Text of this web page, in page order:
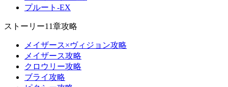
プルート-EX
ストーリー11章攻略
メイザース×ヴィジョン攻略
メイザース攻略
クロウリー攻略
ブライ攻略